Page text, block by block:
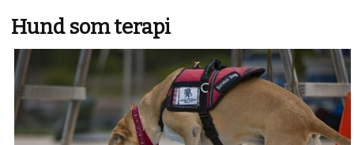
Hund som terapi